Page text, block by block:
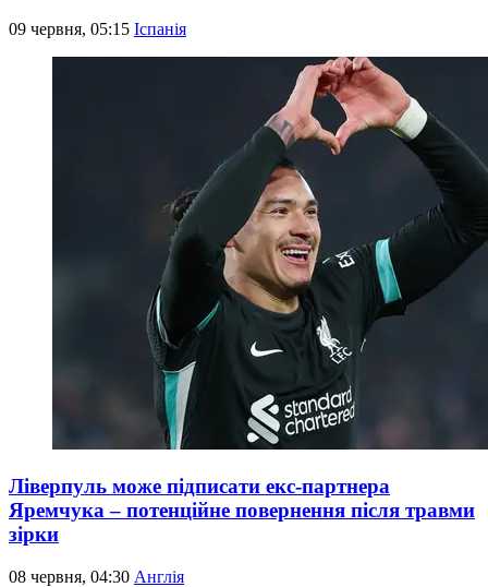
09 червня, 05:15 Іспанія
Ліверпуль може підписати екс-партнера
Яремчука – потенційне повернення після травми
зірки
08 червня, 04:30 Англія